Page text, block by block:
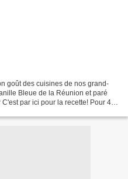
goût des cuisines de nos grand-
Bleue de la Réunion et paré
par ici pour la recette! Pour 4